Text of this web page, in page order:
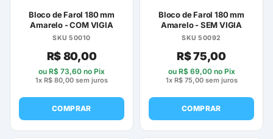
Bloco de Farol 180 mm
Amarelo - COM VIGIA
SKU 50010
R$80,00
ou R$ 73,60 no Pix
1x R$ 80,00 sem juros
COMPRAR
Bloco de Farol 180 mm
Amarelo - SEM VIGIA
SKU 50092
R$75,00
ou R$69,00no Pix
1x R$75,00sem juros
COMPRAR